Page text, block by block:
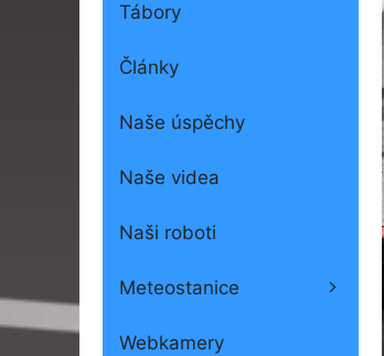
Tábory
Články
Naše úspěchy
Naše videa
Naši roboti
Meteostanice
Webkamery